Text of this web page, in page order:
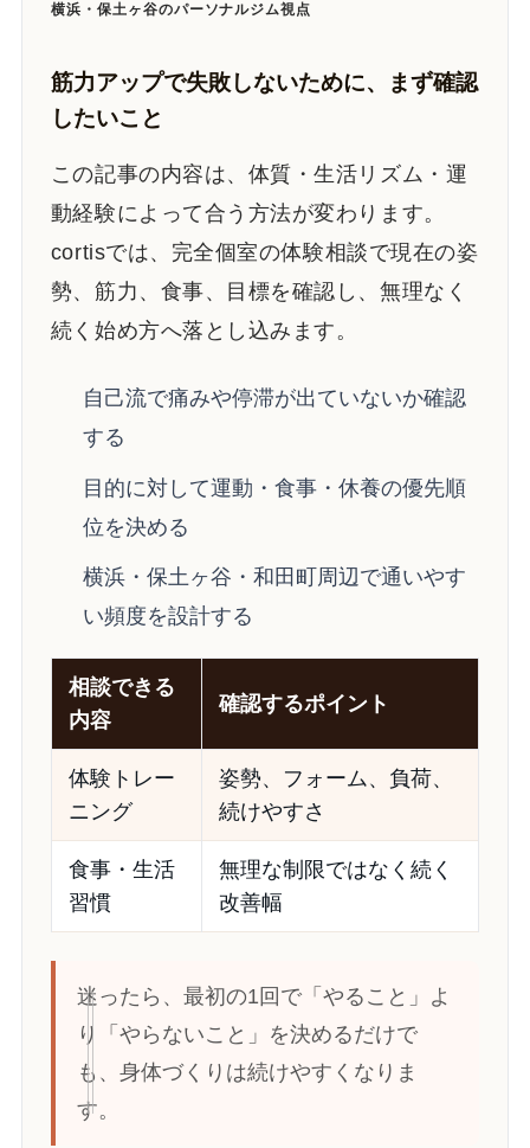
横浜・保土ヶ谷のパーソナルジム視点
筋力アップで失敗しないために、まず確認
したいこと
この記事の内容は、体質・生活リズム・運
動経験によって合う方法が変わります。
cortisでは、完全個室の体験相談で現在の姿
勢、筋力、食事、目標を確認し、無理なく
続く始め方へ落とし込みます。
自己流で痛みや停滞が出ていないか確認
する
目的に対して運動・食事・休養の優先順
位を決める
横浜・保土ヶ谷・和田町周辺で通いやす
い頻度を設計する
相談できる
内容
確認するポイント
体験トレー
ニング
姿勢、フォーム、負荷、
続けやすさ
食事・生活
習慣
無理な制限ではなく続く
改善幅
迷ったら、最初の1回で「やること」よ
り「やらないこと」を決めるだけで
も、身体づくりは続けやすくなりま
す。